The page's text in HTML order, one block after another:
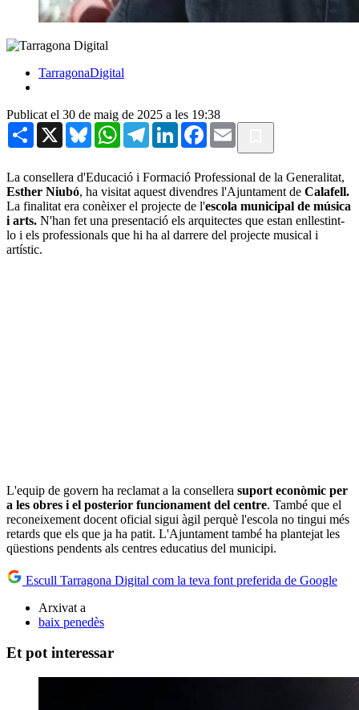
TarragonaDigital
Publicat el 30 de maig de 2025 a les 19:38
Share X BlueskyWhatsAppTelegramLinkedInFacebook
Email
La consellera d'Educació i Formació Professional de la Generalitat,
Esther Niubó, ha visitat aquest divendres l'Ajuntament de Calafell.
La finalitat era conèixer el projecte de l'escola municipal de música
i arts. N'han fet una presentació els arquitectes que estan enllestint-
lo i els professionals que hi ha al darrere del projecte musical i
artístic.
L'equip de govern ha reclamat a la consellera suport econòmic per
a les obres i el posterior funcionament del centre. També que el
reconeixement docent oficial sigui àgil perquè l'escola no tingui més
retards que els que ja ha patit. L'Ajuntament també ha plantejat les
qüestions pendents als centres educatius del municipi.
Escull Tarragona Digital com la teva font preferida de Google
Arxivat a
baix penedès
Et pot interessar